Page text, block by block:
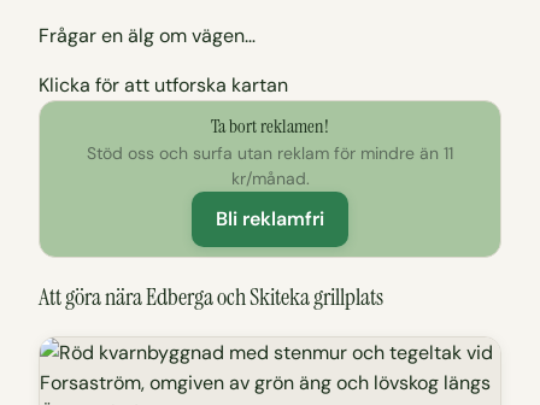
Frågar en älg om vägen…
Klicka för att utforska kartan
Ta bort reklamen!
Stöd oss och surfa utan reklam för mindre än 11
kr/månad.
Bli reklamfri
Att göra nära Edberga och Skiteka grillplats